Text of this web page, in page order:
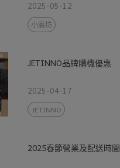
2025-05-12
小磨坊
JETINNO品牌購機優惠
2025-04-17
JETINNO
2025春節營業及配送時間